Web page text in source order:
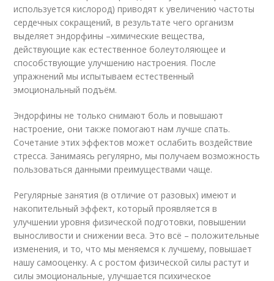
используется кислород) приводят к увеличению частоты
сердечных сокращений, в результате чего организм
выделяет эндорфины –химические вещества,
действующие как естественное болеутоляющее и
способствующие улучшению настроения. После
упражнений мы испытываем естественный
эмоциональный подъём.
Эндорфины не только снимают боль и повышают
настроение, они также помогают нам лучше спать.
Сочетание этих эффектов может ослабить воздействие
стресса. Занимаясь регулярно, мы получаем возможность
пользоваться данными преимуществами чаще.
Регулярные занятия (в отличие от разовых) имеют и
накопительный эффект, который проявляется в
улучшении уровня физической подготовки, повышении
выносливости и снижении веса. Это всё – положительные
изменения, и то, что мы меняемся к лучшему, повышает
нашу самооценку. А с ростом физической силы растут и
силы эмоциональные, улучшается психическое